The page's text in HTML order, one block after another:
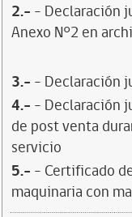
2.- - Declaración
Anexo N°2 en
3.- - Declaración
4.- - Declaración
de post venta
servicio
5.- - Certificado
maquinaria con